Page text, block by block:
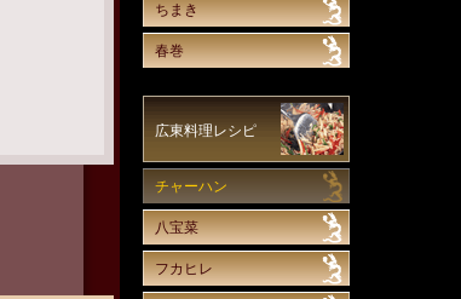
ちまき
春巻
広東料理レシピ
チャーハン
八宝菜
フカヒレ